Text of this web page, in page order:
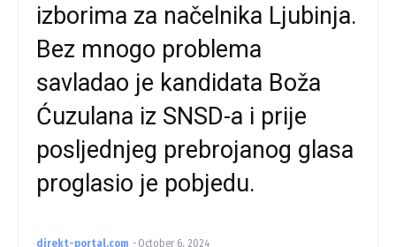
izborima za načelnika Ljubinja.
Bez mnogo problema
savladao je kandidata Boža
Ćuzulana iz SNSD-a i prije
posljednjeg prebrojanog glasa
proglasio je pobjedu.
direkt-portal.com - October 6, 2024